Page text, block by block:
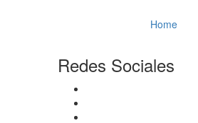
Home
Redes Sociales